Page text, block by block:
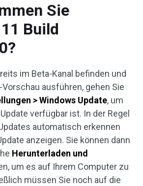
Sie
Build
im Beta-Kanal befinden und
ausführen, gehen Sie
> Windows Update, um
verfügbar ist. In der Regel
automatisch erkennen
anzeigen. Sie können dann
Herunterladen und
um es auf Ihrem Computer zu
müssen Sie noch auf die